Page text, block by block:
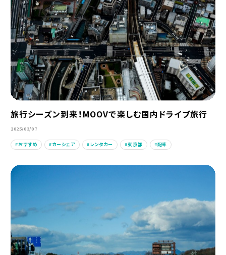
旅行シーズン到来！MOOVで楽しむ国内ドライブ旅行
2025/03/07
おすすめ カーシェア レンタカー 東京都 配車